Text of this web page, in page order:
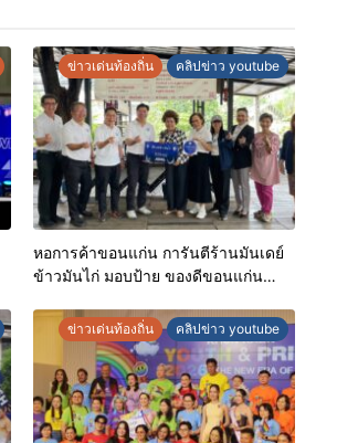
ข่าวเด่นท้องถิ่น คลิปข่าว youtube
หอการค้าขอนแก่น การันตีร้านมันเดย์
ข้าวมันไก่ มอบป้าย ของดีขอนแก่น
คุณภาพ ยกระดับมาตรฐาน สร้างความ
เชื่อมั่นให้ผู้บริโภค
ข่าวเด่นท้องถิ่น คลิปข่าว youtube